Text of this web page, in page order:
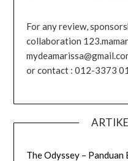
For any review,
collaboration
or contact : 012-3373
The Odyssey –